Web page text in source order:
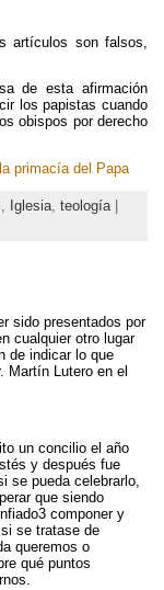
artículos son falsos,
de esta afirmación
los papistas cuando
obispos por derecho
primacía del Papa
Iglesia teología
sido presentados por
cualquier otro lugar
de indicar lo que
Martín Lutero en el
un concilio el año
y después fue
se pueda celebrarlo,
que siendo
componer y
se tratase de
queremos o
qué puntos